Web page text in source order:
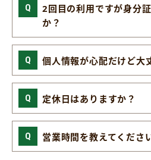
2回目の利用ですが身分
か？
個人情報が心配だけど大
定休日はありますか？
営業時間を教えてくださ